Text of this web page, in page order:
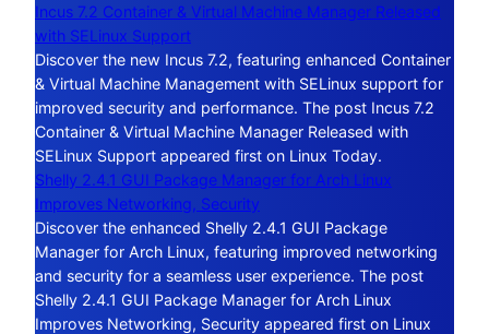
Incus 7.2 Container & Virtual Machine Manager Released
with SELinux Support
Discover the new Incus 7.2, featuring enhanced Container
& Virtual Machine Management with SELinux support for
improved security and performance. The post Incus 7.2
Container & Virtual Machine Manager Released with
SELinux Support appeared first on Linux Today.
Shelly 2.4.1 GUI Package Manager for Arch Linux
Improves Networking, Security
Discover the enhanced Shelly 2.4.1 GUI Package
Manager for Arch Linux, featuring improved networking
and security for a seamless user experience. The post
Shelly 2.4.1 GUI Package Manager for Arch Linux
Improves Networking, Security appeared first on Linux